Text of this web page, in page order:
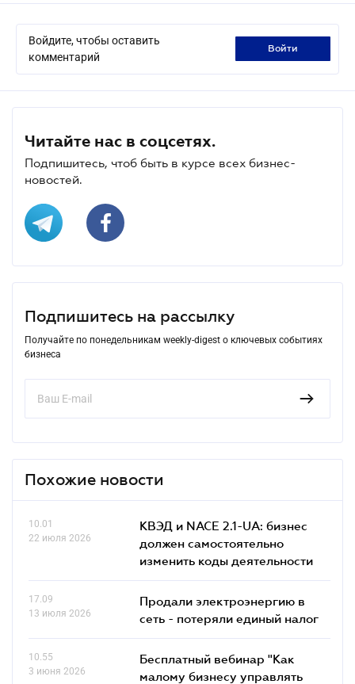
Войдите, чтобы оставить
комментарий
войти
Читайте нас в соцсетях.
Подпишитесь, чтоб быть в курсе всех бизнес-
новостей.
Подпишитесь на рассылку
Получайте по понедельникам weekly-digest о ключевых событиях
бизнеса
Похожие новости
10.01
22 июля 2026
КВЭД и NACE 2.1-UA: бизнес
должен самостоятельно
изменить коды деятельности
17.09
13 июля 2026
Продали электроэнергию в
сеть - потеряли единый налог
10.55
3 июня 2026
Бесплатный вебинар "Как
малому бизнесу управлять